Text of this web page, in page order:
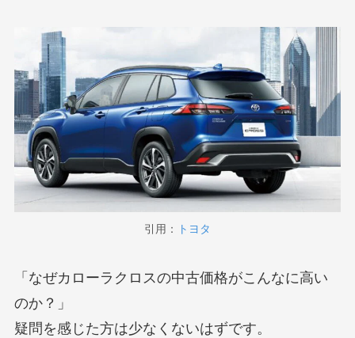
引用： トヨタ
「なぜカローラクロスの中古価格がこんなに高い
のか？」
疑問を感じた方は少なくないはずです。